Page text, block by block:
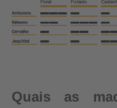
Quais as